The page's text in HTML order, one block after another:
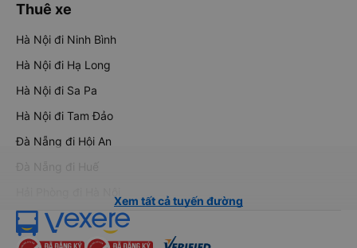
Thuê xe
Hà Nội đi Ninh Bình
Hà Nội đi Hạ Long
Hà Nội đi Sa Pa
Hà Nội đi Tam Đảo
Đà Nẵng đi Hội An
Đà Nẵng đi Huế
Xem tất cả tuyến đường